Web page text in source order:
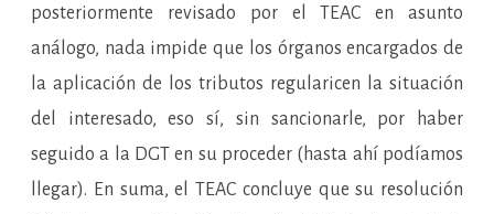
posteriormente revisado por el TEAC en asunto
análogo, nada impide que los órganos encargados de
la aplicación de los tributos regularicen la situación
del interesado, eso sí, sin sancionarle, por haber
seguido a la DGT en su proceder (hasta ahí podíamos
llegar). En suma, el TEAC concluye que su resolución